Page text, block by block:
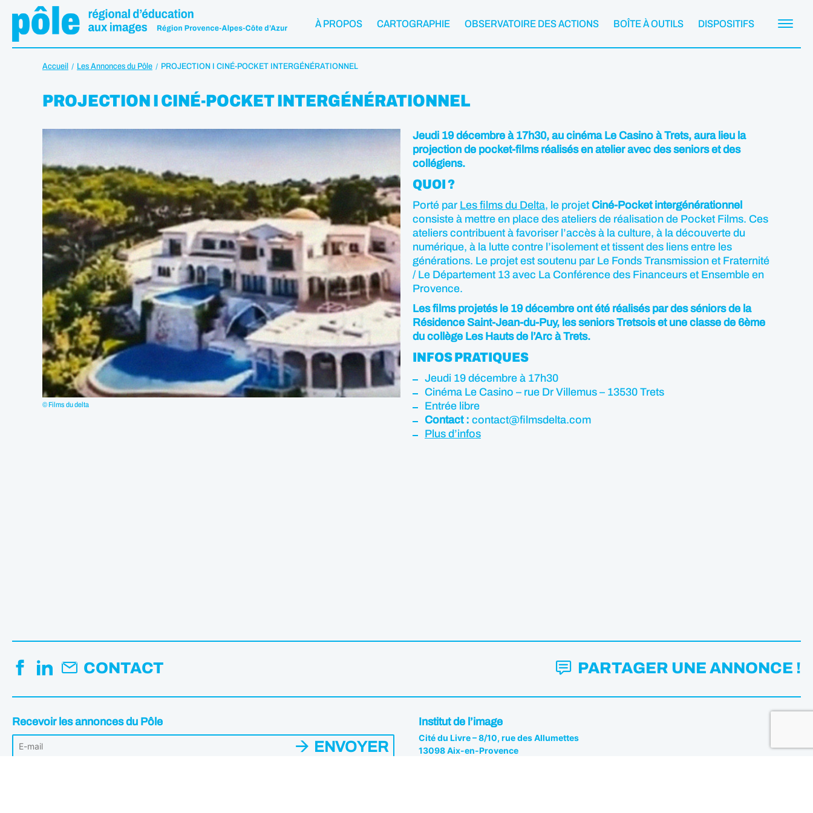
À PROPOS CARTOGRAPHIE OBSERVATOIRE DES ACTIONS BOÎTE À OUTILS DISPOSITIFS
Accueil Les Annonces du Pôle PROJECTION I CINÉ-POCKET INTERGÉNÉRATIONNEL
PROJECTION I CINÉ-POCKET INTERGÉNÉRATIONNEL
© Films du delta
Jeudi 19 décembre à 17h30, au cinéma Le Casino à Trets, aura lieu la
projection de pocket-films réalisés en atelier avec des seniors et des
collégiens.
QUOI ?
Porté par Les films du Delta, le projet Ciné-Pocket intergénérationnel
consiste à mettre en place des ateliers de réalisation de Pocket Films. Ces
ateliers contribuent à favoriser l’accès à la culture, à la découverte du
numérique, à la lutte contre l’isolement et tissent des liens entre les
générations. Le projet est soutenu par Le Fonds Transmission et Fraternité
/ Le Département 13 avec La Conférence des Financeurs et Ensemble en
Provence.
Les films projetés le 19 décembre ont été réalisés par des séniors de la
Résidence Saint-Jean-du-Puy, les seniors Tretsois et une classe de 6ème
du collège Les Hauts de l’Arc à Trets.
INFOS PRATIQUES
Jeudi 19 décembre à 17h30
Cinéma Le Casino – rue Dr Villemus – 13530 Trets
Entrée libre
Contact : contact@filmsdelta.com
Plus d’infos
CONTACT PARTAGER UNE ANNONCE !
Recevoir les annonces du Pôle
ENVOYER
Institut de l’image
Cité du Livre – 8/10, rue des Allumettes
13098 Aix-en-Provence